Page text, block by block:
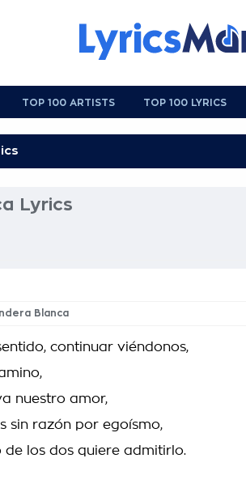
TOP 100 ARTISTS TOP 100 LYRICS
Lyrics
Blanca
continuar viéndonos,
nuestro amor,
sin razón por egoísmo,
de los dos quiere admitirlo.